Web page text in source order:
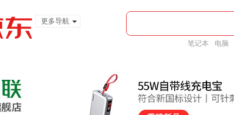
更多导航
笔记本 电脑